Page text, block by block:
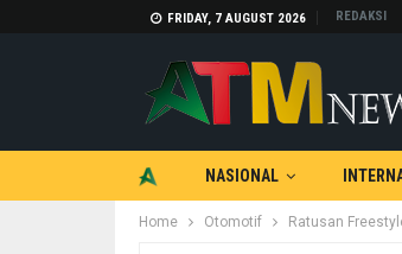
FRIDAY, 7 AUGUST 2026 REDAKSI
NASIONAL
TEKNOLOGI OTOMOTIF
Home Otomotif Ratusan